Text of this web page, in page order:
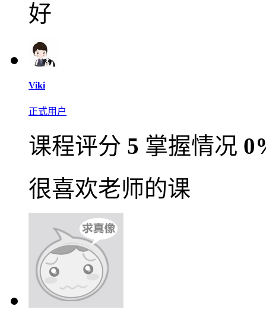
好
Viki
正式用户
课程评分 5 掌握情况
很喜欢老师的课